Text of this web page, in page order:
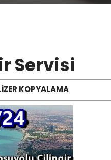
Servisi
KOPYALAMA